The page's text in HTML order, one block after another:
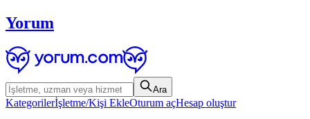
Yorum
Ara
Kategorilerİşletme/Kişi EkleOturum açHesap oluştur